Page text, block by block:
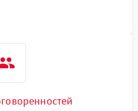
условия